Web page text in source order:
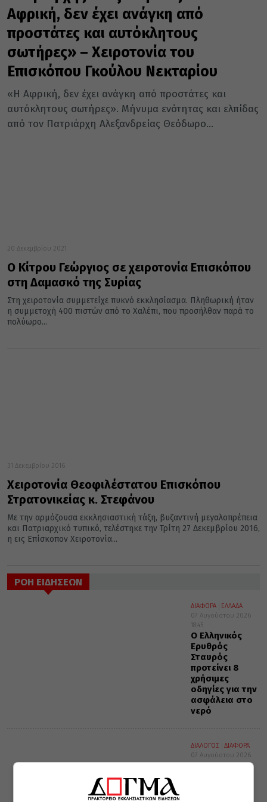
Αφρική, δεν έχει ανάγκη από
προστάτες και αυτόκλητους
σωτήρες» – Χειροτονία του
Επισκόπου Γκούλου Νεκταρίου
«Η Αφρική, δεν έχει ανάγκη από προστάτες και
αυτόκλητους σωτήρες». Μήνυμα ενότητας και ελπίδας
από τον Πατριάρχη Αλεξανδρείας Θεόδωρο...
20 Δεκεμβρίου 2021
Ο Κίτρου Γεώργιος σε χειροτονία Επισκόπου
στη Δαμασκό της Συρίας
Στη χειροτονία συμμετείχε πυκνό εκκλησίασμα. Πληθωρική ήταν
η συμμετοχή 400 πιστών από το Χαλέπι, που προσήλθαν παρά το
πολύωρο...
31 Δεκεμβρίου 2016
Χειροτονία Θεοφιλέστατου Επισκόπου
Στρατονικείας κ. Στεφάνου
Με την αρμόζουσα εκκλησιαστική τάξη, βυζαντινή μεγαλοπρέπεια
και Πατριαρχικό τυπικό, τελέστηκε την Τρίτη 27 Δεκεμβρίου 2016,
η εις Επίσκοπον Χειροτονία...
ΡΟΗ ΕΙΔΗΣΕΩΝ
ΔΙΑΦΟΡΑ
ΕΛΛΑΔΑ
07 Αυγούστου 2026
18:45
Ο Ελληνικός
Ερυθρός
Σταυρός
προτείνει 8
χρήσιμες
οδηγίες για την
ασφάλεια στο
νερό
ΔΙΑΛΟΓΟΣ
ΔΙΑΦΟΡΑ
07 Αυγούστου 2026
17:18